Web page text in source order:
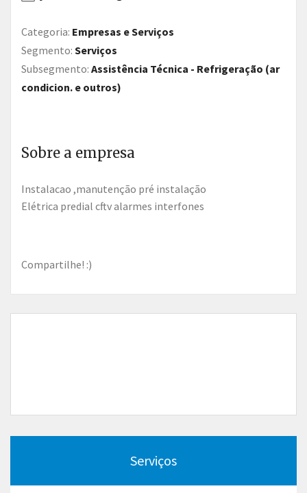
Categoria: Empresas e Serviços
Segmento: Serviços
Subsegmento: Assistência Técnica - Refrigeração (ar
condicion. e outros)
Sobre a empresa
Instalacao ,manutenção pré instalação
Elétrica predial cftv alarmes interfones
Compartilhe! :)
Serviços